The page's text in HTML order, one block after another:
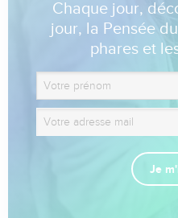
Chaque jour,
jour, la Pensée
phares et
Je